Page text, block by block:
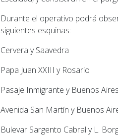
Durante el operativo podrá
siguientes esquinas:
Cervera y Saavedra
Papa Juan XXIII y Rosario
Pasaje Inmigrante y Buenos Aires
Avenida San Martín y Buenos
Bulevar Sargento Cabral y L.